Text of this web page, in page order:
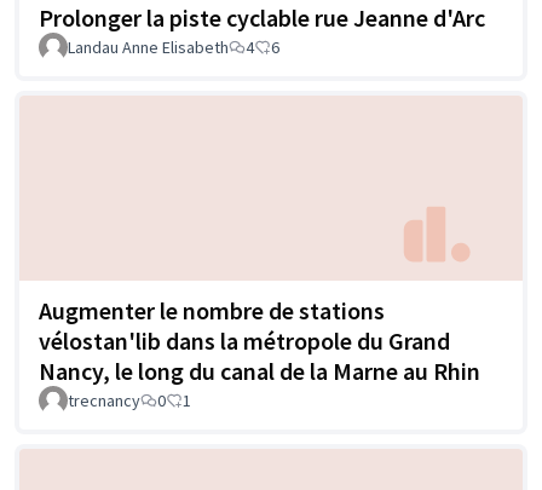
Prolonger la piste cyclable rue Jeanne d'Arc
Landau Anne Elisabeth 4 6
Augmenter le nombre de stations
vélostan'lib dans la métropole du Grand
Nancy, le long du canal de la Marne au Rhin
trecnancy 0 1